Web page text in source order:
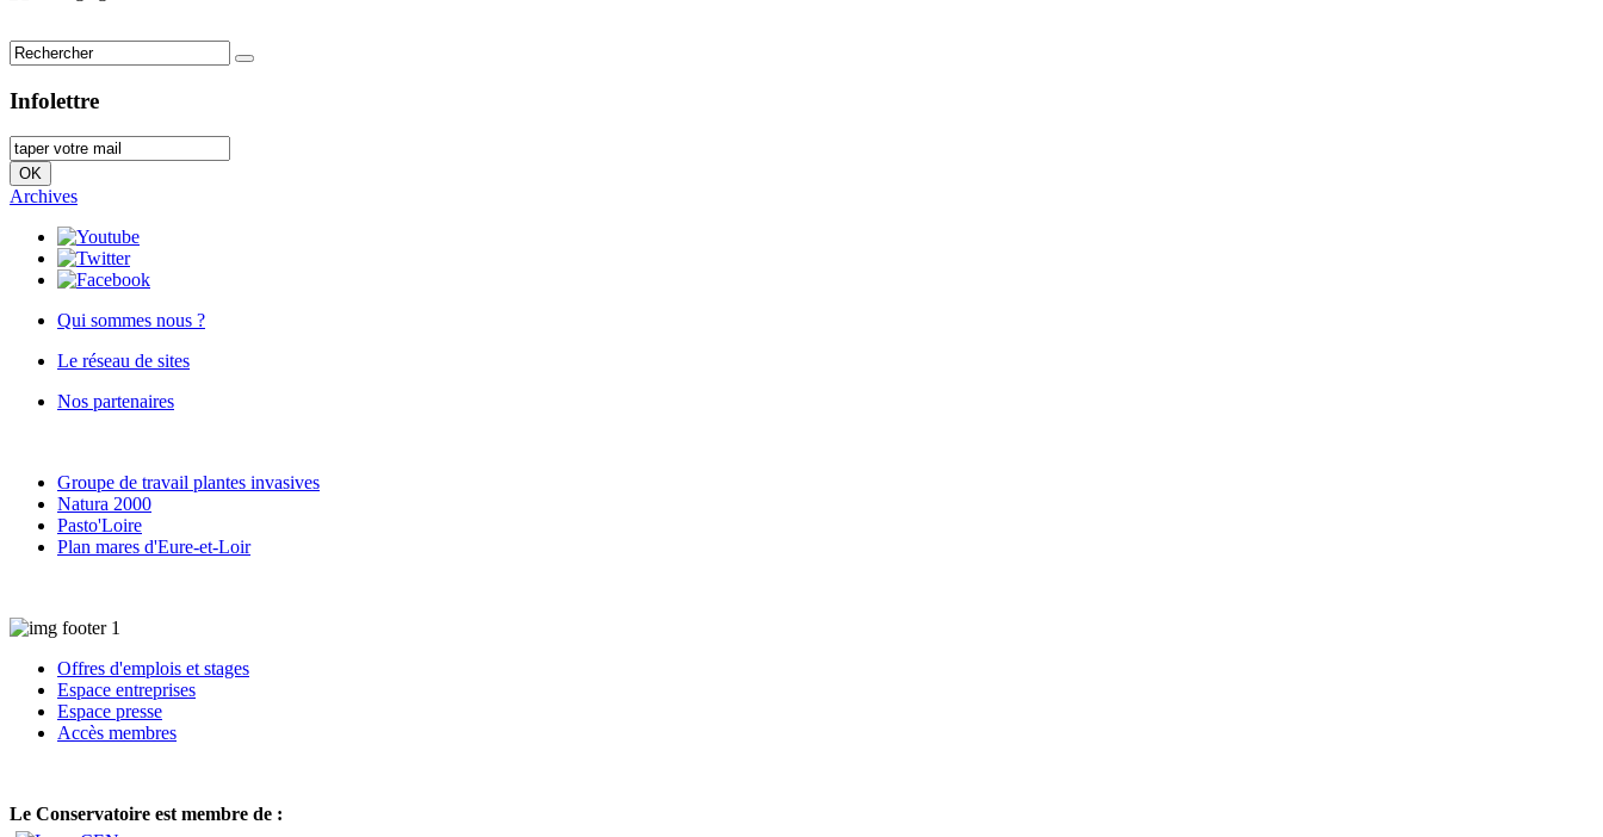
Infolettre
Archives
Qui sommes nous ?
Le réseau de sites
Nos partenaires
Groupe de travail plantes invasives
Natura 2000
Pasto'Loire
Plan mares d'Eure-et-Loir
Offres d'emplois et stages
Espace entreprises
Espace presse
Accès membres
Le Conservatoire est membre de :